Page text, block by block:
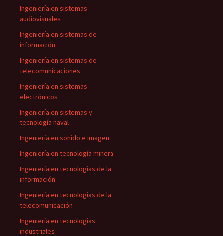
Ingeniería en sistemas
audiovisuales
Ingeniería en sistemas de
información
Ingeniería en sistemas de
telecomunicaciones
Ingeniería en sistemas
electrónicos
Ingeniería en sistemas y
tecnología naval
Ingeniería en sonido e imagen
Ingeniería en tecnología minera
Ingeniería en tecnologías de la
información
Ingeniería en tecnologías de la
telecomunicación
Ingeniería en tecnologías
industriales